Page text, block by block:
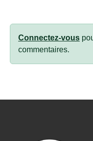
Connectez-vous
commentaires.